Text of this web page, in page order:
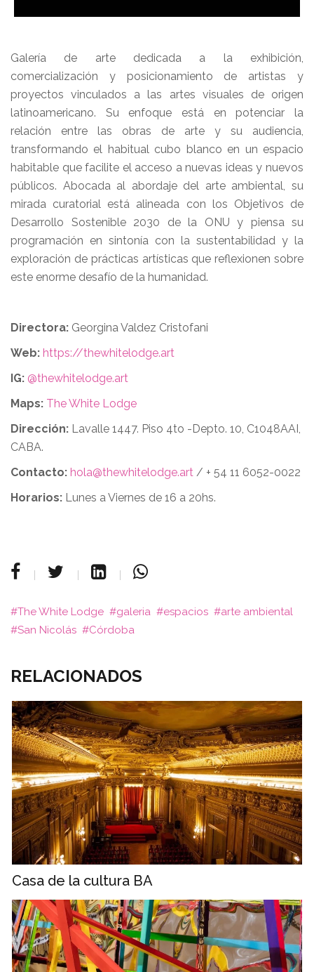
Galería de arte dedicada a la exhibición,
comercialización y posicionamiento de artistas y
proyectos vinculados a las artes visuales de origen
latinoamericano. Su enfoque está en potenciar la
relación entre las obras de arte y su audiencia,
transformando el habitual cubo blanco en un espacio
habitable que facilite el acceso a nuevas ideas y nuevos
públicos. Abocada al abordaje del arte ambiental, su
mirada curatorial está alineada con los Objetivos de
Desarrollo Sostenible 2030 de la ONU y piensa su
programación en sintonía con la sustentabilidad y la
exploración de prácticas artísticas que reflexionen sobre
este enorme desafío de la humanidad.
Directora: Georgina Valdez Cristofani
Web: https://thewhitelodge.art
IG: @thewhitelodge.art
Maps: The White Lodge
Dirección: Lavalle 1447. Piso 4to -Depto. 10, C1048AAI,
CABA.
Contacto: hola@thewhitelodge.art / + 54 11 6052-0022
Horarios: Lunes a Viernes de 16 a 20hs.
The White Lodge galeria espacios
arte ambiental
San Nicolás
Córdoba
RELACIONADOS
Casa de la cultura BA